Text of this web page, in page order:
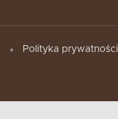
Polityka prywatności